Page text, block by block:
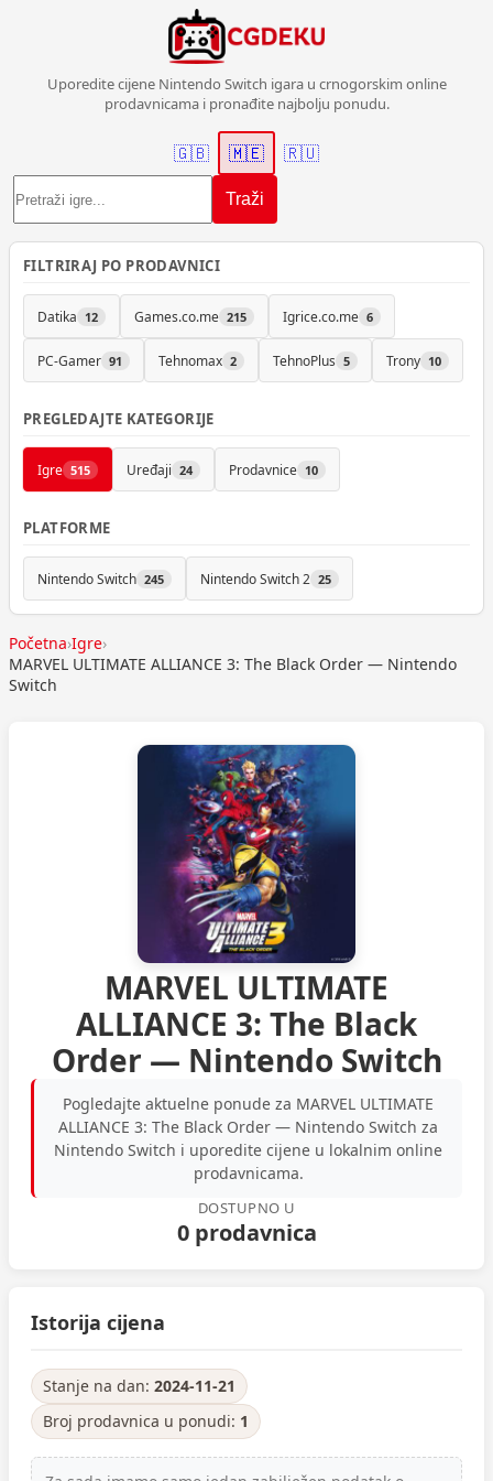
Uporedite cijene Nintendo Switch igara u crnogorskim online
prodavnicama i pronađite najbolju ponudu.
Traži
🇬🇧 🇲🇪 🇷🇺
FILTRIRAJ PO PRODAVNICI
Datika 12 Games.co.me 215 Igrice.co.me 6
PC-Gamer 91 Tehnomax 2 TehnoPlus 5 Trony 10
PREGLEDAJTE KATEGORIJE
Igre 515 Uređaji 24 Prodavnice 10
PLATFORME
Nintendo Switch 245 Nintendo Switch 2 25
Početna›Igre›
MARVEL ULTIMATE ALLIANCE 3: The Black Order — Nintendo
Switch
MARVEL ULTIMATE
ALLIANCE 3: The Black
Order — Nintendo Switch
Pogledajte aktuelne ponude za MARVEL ULTIMATE
ALLIANCE 3: The Black Order — Nintendo Switch za
Nintendo Switch i uporedite cijene u lokalnim online
prodavnicama.
DOSTUPNO U
0 prodavnica
Istorija cijena
Stanje na dan: 2024-11-21
Broj prodavnica u ponudi: 1